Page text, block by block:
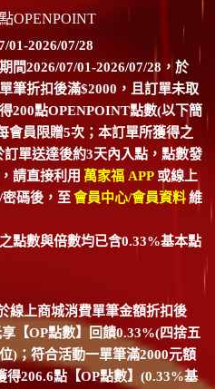
OPENPOINT
01-2026/07/28
間2026/07/01-2026/07/28，於
筆折扣後滿$2000，且訂單未取
200點OPENPOINT點數(以下簡
會員限贈5次；本訂單所獲得之
訂單送達後約3天內入點，點數發
請直接利用 萬家福 APP 或線上
碼後，至會員中心/會員資料維
點數與倍數均已含0.33%基本點
線上商城消費單筆金額折扣後
【OP點數】回饋0.33%(四捨五
)；符合活動一單筆滿2000元額
得206.6點【OP點數】(0.33%基